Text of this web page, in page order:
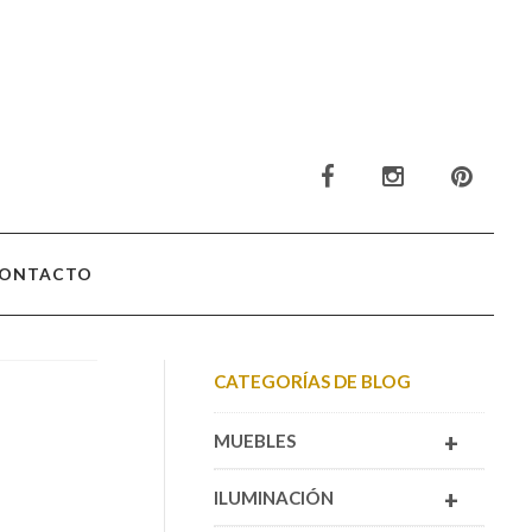
CATEGORÍAS DE BLOG
+
MUEBLES
+
ILUMINACIÓN